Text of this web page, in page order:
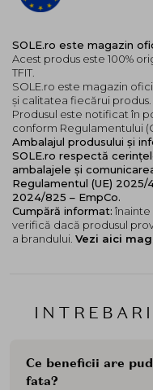
Ce beneficii are
fata?
volumului si
puff-ul moale.
Nuanta 02 SKIN
estompeaza vizibil
tonului neuniform al
SOLE.ro este magazin
Acest produs este 100%
TFIT.
SOLE.ro este magazin
și calitatea fiecărui produs.
Produsul este notificat în
conform Regulamentului
Ambalajul produsului și
SOLE.ro respectă
ambalajele și
Regulamentul (UE) 2025/
2024/825 – EmpCo.
Cumpără informat: înainte
verifică dacă produsul
a brandului. Vezi aici